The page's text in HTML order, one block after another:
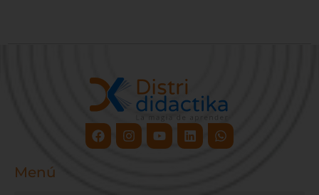
FacebookInstagram
YoutubeLinkedinWhatsapp
Menú